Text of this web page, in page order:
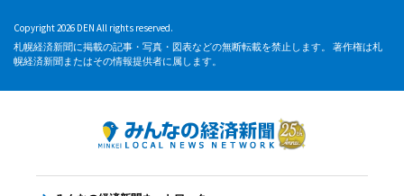
Copyright 2026 DEN All rights reserved.
札幌経済新聞に掲載の記事・写真・図表などの無断転載を禁止します。 著作権は札
幌経済新聞またはその情報提供者に属します。